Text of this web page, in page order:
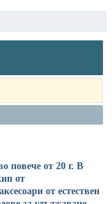
повече от 20 г. В
от
от естествен